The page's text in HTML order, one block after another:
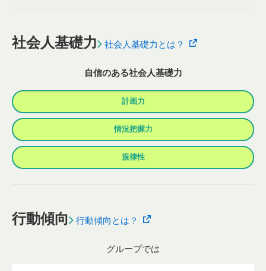
社会人基礎力 社会人基礎力とは？
自信のある社会人基礎力
計画力
情況把握力
規律性
行動傾向 行動傾向とは？
グループでは